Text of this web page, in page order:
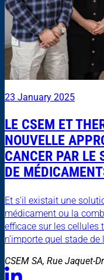
23 January 2025
LE CSEM ET
NOUVELLE
CANCER PAR LE
DE
Et s'il existait une
médicament ou la
efficace sur les cellules
n’importe quel stade de
CSEM SA, Rue Jaquet-